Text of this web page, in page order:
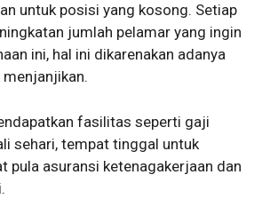
untuk posisi yang kosong. Setiap
jumlah pelamar yang ingin
ini, hal ini dikarenakan adanya
fasilitas seperti gaji
sehari, tempat tinggal untuk
pula asuransi ketenagakerjaan dan